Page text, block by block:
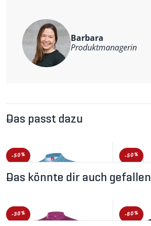
Material: 100% Polyester
Barbara
Produktmanagerin
Das passt dazu
-50% -50%
Das könnte dir auch gefallen
-30% -60%